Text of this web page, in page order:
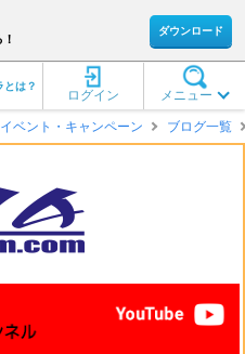
ダウンロード
メニュー
ログイン
とは？
イベント・キャンペーン ブログ一覧